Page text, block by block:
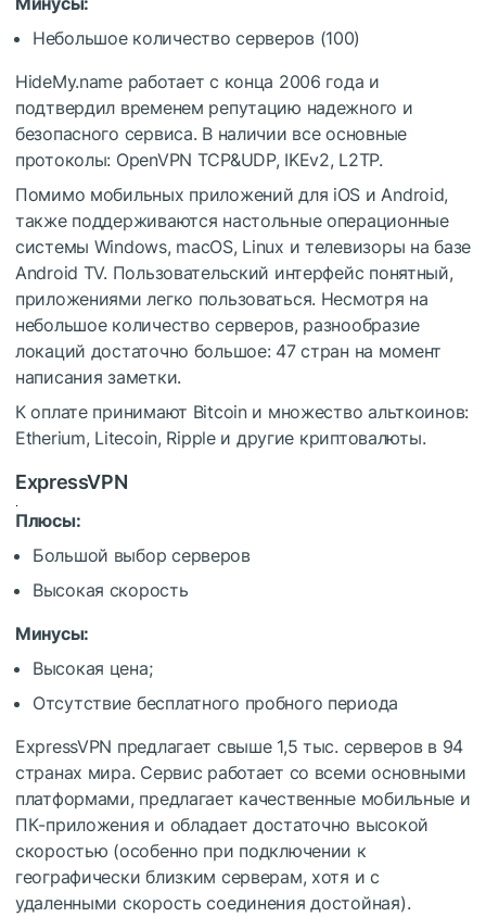
Небольшое количество серверов (100)
HideMy.name работает с конца 2006 года и
подтвердил временем репутацию надежного и
безопасного сервиса. В наличии все основные
протоколы: OpenVPN TCP&UDP, IKEv2, L2TP.
Помимо мобильных приложений для iOS и Android,
также поддерживаются настольные операционные
системы Windows, macOS, Linux и телевизоры на базе
Android TV. Пользовательский интерфейс понятный,
приложениями легко пользоваться. Несмотря на
небольшое количество серверов, разнообразие
локаций достаточно большое: 47 стран на момент
написания заметки.
К оплате принимают Bitcoin и множество альткоинов:
Etherium, Litecoin, Ripple и другие криптовалюты.
ExpressVPN
Плюсы:
Большой выбор серверов
Высокая скорость
Минусы:
Высокая цена;
Отсутствие бесплатного пробного периода
ExpressVPN предлагает свыше 1,5 тыс. серверов в 94
странах мира. Сервис работает со всеми основными
платформами, предлагает качественные мобильные и
ПК-приложения и обладает достаточно высокой
скоростью (особенно при подключении к
географически близким серверам, хотя и с
удаленными скорость соединения достойная).